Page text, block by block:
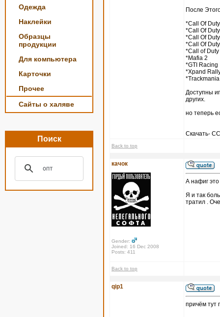
Одежда
Наклейки
Образцы
продукции
Для компьютера
Карточки
Прочее
Сайты о халяве
Поиск
После
*Call Of Duty
*Call Of
*Call Of
*Call Of
*Call of
*Mafia 2
*GTI Racing
*Xpand
Доступны
других.
но теперь
Скачать-
Back to top
качок
Gender:
Joined: 16 Dec 2008
Posts: 411
А нафиг
Я и так
тратил .
Back to top
qip1
причём тут